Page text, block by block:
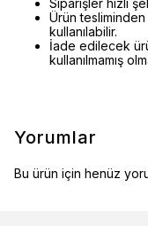
Siparişler hızlı
Ürün
kullanılabilir.
İade edilecek
kullanılmamış
Yorumlar
Bu ürün için henüz